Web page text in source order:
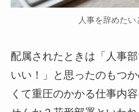
人事を辞めた
配属されたときは「人事
いい！」と思ったのもつ
くて重圧のかかる仕事内